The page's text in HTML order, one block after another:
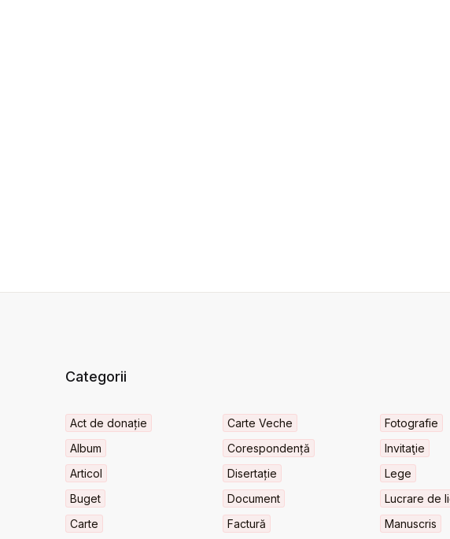
Categorii
Act de donație
Album
Articol
Buget
Carte
Carte Veche
Corespondență
Disertație
Document
Factură
Fotografie
Invitaţie
Lege
Lucrare de
Manuscris